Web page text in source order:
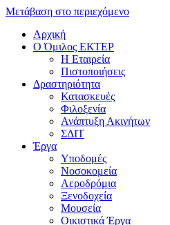
Μετάβαση στο περιεχόμενο
Αρχική
Ο Όμιλος ΕΚΤΕΡ
H Εταιρεία
Πιστοποιήσεις
Δραστηριότητα
Κατασκευές
Φιλοξενία
Ανάπτυξη Ακινήτων
ΣΔΙΤ
Έργα
Υποδομές
Νοσοκομεία
Αεροδρόμια
Ξενοδοχεία
Μουσεία
Οικιστικά Έργα